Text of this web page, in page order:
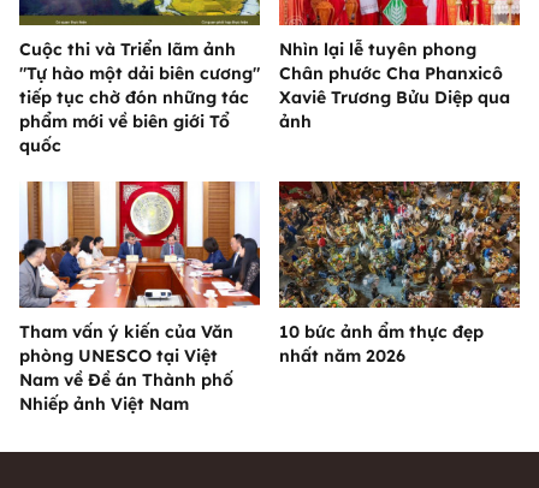
Cuộc thi và Triển lãm ảnh
"Tự hào một dải biên cương"
tiếp tục chờ đón những tác
phẩm mới về biên giới Tổ
quốc
Nhìn lại lễ tuyên phong
Chân phước Cha Phanxicô
Xaviê Trương Bửu Diệp qua
ảnh
Tham vấn ý kiến của Văn
phòng UNESCO tại Việt
Nam về Đề án Thành phố
Nhiếp ảnh Việt Nam
10 bức ảnh ẩm thực đẹp
nhất năm 2026